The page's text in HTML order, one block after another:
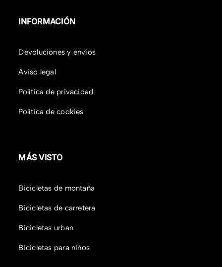
INFORMACIÓN
Devoluciones y envíos
Aviso legal
Política de privacidad
Política de cookies
MÁS VISTO
Bicicletas de montaña
Bicicletas de carretera
Bicicletas urban
Bicicletas para niños